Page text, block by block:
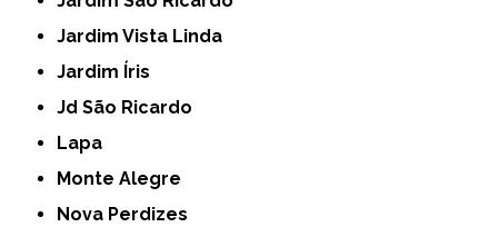
Jardim Vista Linda
Jardim Íris
Jd São Ricardo
Lapa
Monte Alegre
Nova Perdizes